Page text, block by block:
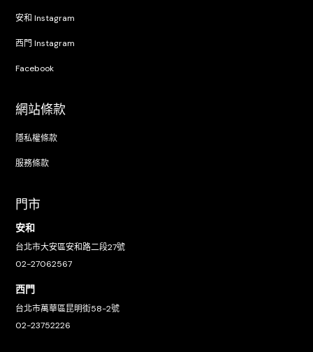
安和 Instagram
西門 Instagram
Facebook
網站條款
隱私權條款
服務條款
門市
安和
台北市大安區安和路二段27號
02-27062567
西門
台北市萬華區昆明街58-2號
02-23752226